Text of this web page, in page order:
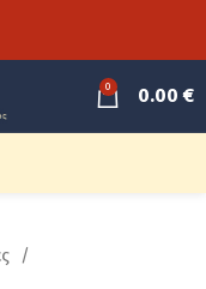
0 0.00€